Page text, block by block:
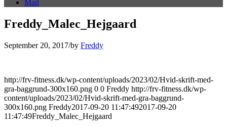
Mail
Freddy_Malec_Hejgaard
September 20, 2017/by Freddy
http://frv-fitness.dk/wp-content/uploads/2023/02/Hvid-skrift-med-
gra-baggrund-300x160.png 0 0 Freddy http://frv-fitness.dk/wp-
content/uploads/2023/02/Hvid-skrift-med-gra-baggrund-
300x160.png Freddy2017-09-20 11:47:492017-09-20
11:47:49Freddy_Malec_Hejgaard